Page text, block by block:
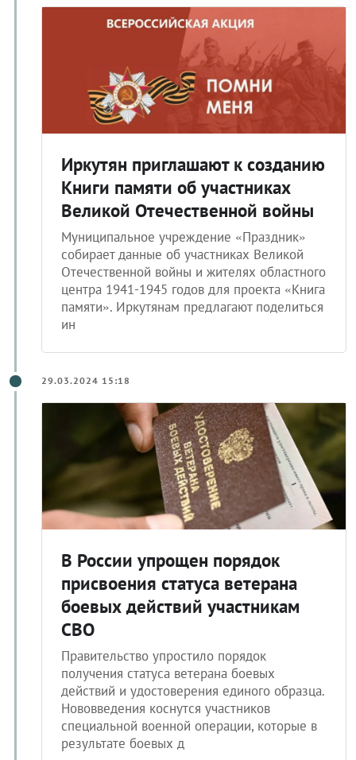
Иркутян приглашают к созданию
Книги памяти об участниках
Великой Отечественной войны
Муниципальное учреждение «Праздник»
собирает данные об участниках Великой
Отечественной войны и жителях областного
центра 1941-1945 годов для проекта «Книга
памяти». Иркутянам предлагают поделиться
ин
29.03.2024 15:18
В России упрощен порядок
присвоения статуса ветерана
боевых действий участникам
СВО
Правительство упростило порядок
получения статуса ветерана боевых
действий и удостоверения единого образца.
Нововведения коснутся участников
специальной военной операции, которые в
результате боевых д